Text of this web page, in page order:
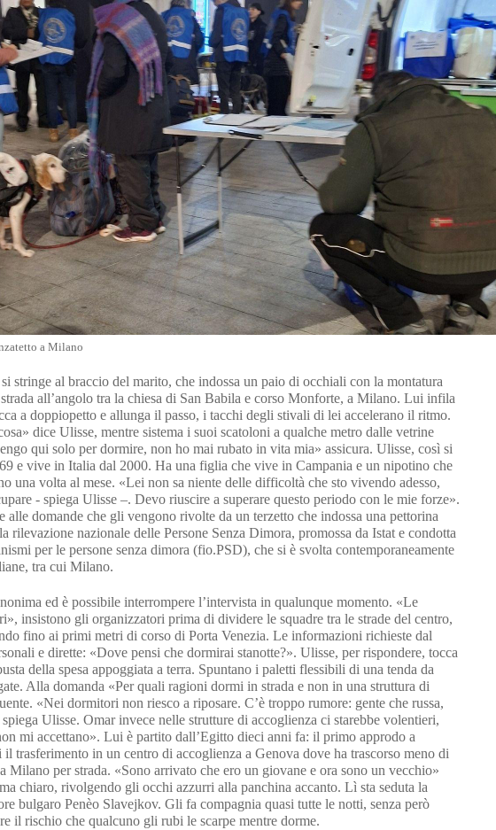
a Milano
stringe al braccio del marito, che indossa un paio di occhiali con la montatura
all’angolo tra la chiesa di San Babila e corso Monforte, a Milano. Lui infila
a doppiopetto e allunga il passo, i tacchi degli stivali di lei accelerano il ritmo.
dice Ulisse, mentre sistema i suoi scatoloni a qualche metro dalle vetrine
qui solo per dormire, non ho mai rubato in vita mia» assicura. Ulisse, così si
e vive in Italia dal 2000. Ha una figlia che vive in Campania e un nipotino che
una volta al mese. «Lei non sa niente delle difficoltà che sto vivendo adesso,
- spiega Ulisse –. Devo riuscire a superare questo periodo con le mie forze».
alle domande che gli vengono rivolte da un terzetto che indossa una pettorina
rilevazione nazionale delle Persone Senza Dimora, promossa da Istat e condotta
per le persone senza dimora (fio.PSD), che si è svolta contemporaneamente
tra cui Milano.
ed è possibile interrompere l’intervista in qualunque momento. «Le
insistono gli organizzatori prima di dividere le squadre tra le strade del centro,
fino ai primi metri di corso di Porta Venezia. Le informazioni richieste dal
e dirette: «Dove pensi che dormirai stanotte?». Ulisse, per rispondere, tocca
della spesa appoggiata a terra. Spuntano i paletti flessibili di una tenda da
Alla domanda «Per quali ragioni dormi in strada e non in una struttura di
«Nei dormitori non riesco a riposare. C’è troppo rumore: gente che russa,
Ulisse. Omar invece nelle strutture di accoglienza ci starebbe volentieri,
mi accettano». Lui è partito dall’Egitto dieci anni fa: il primo approdo a
trasferimento in un centro di accoglienza a Genova dove ha trascorso meno di
Milano per strada. «Sono arrivato che ero un giovane e ora sono un vecchio»
chiaro, rivolgendo gli occhi azzurri alla panchina accanto. Lì sta seduta la
bulgaro Penèo Slavejkov. Gli fa compagnia quasi tutte le notti, senza però
il rischio che qualcuno gli rubi le scarpe mentre dorme.